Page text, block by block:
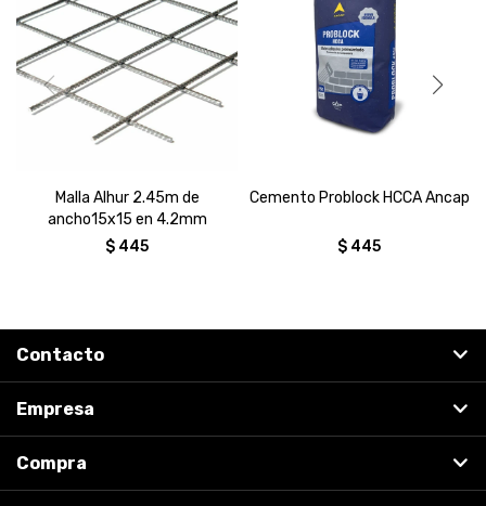
Malla Alhur 2.45m de
ancho15x15 en 4.2mm
$ 445
Cemento Problock HCCA Ancap
$ 445
Contacto
Empresa
Compra